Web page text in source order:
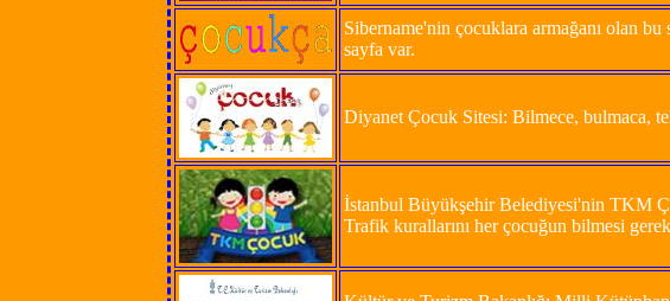
Sibername'nin çocuklara armağanı olan
sayfa var.
Diyanet Çocuk Sitesi: Bilmece, bulmaca,
İstanbul Büyükşehir Belediyesi'nin TKM
Trafik kurallarını her çocuğun bilmesi